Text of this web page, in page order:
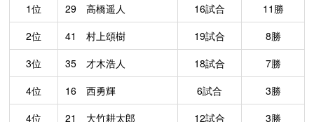
1位
29 高橋遥人 16試合
11勝
2位
41 村上頌樹 19試合
8勝
3位
35 才木浩人 18試合
7勝
4位
16 西勇輝 6試合
3勝
4位
21 大竹耕太郎 12試合
3勝